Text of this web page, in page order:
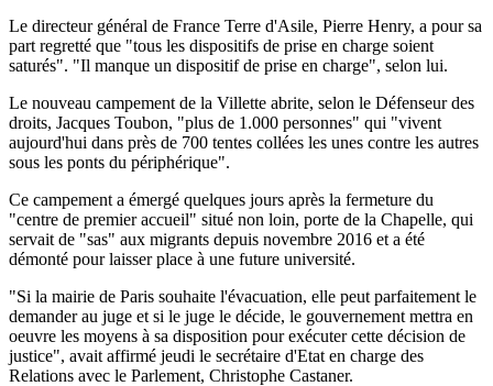
Le directeur général de France Terre d'Asile, Pierre Henry, a pour sa
part regretté que "tous les dispositifs de prise en charge soient
saturés". "Il manque un dispositif de prise en charge", selon lui.
Le nouveau campement de la Villette abrite, selon le Défenseur des
droits, Jacques Toubon, "plus de 1.000 personnes" qui "vivent
aujourd'hui dans près de 700 tentes collées les unes contre les autres
sous les ponts du périphérique".
Ce campement a émergé quelques jours après la fermeture du
"centre de premier accueil" situé non loin, porte de la Chapelle, qui
servait de "sas" aux migrants depuis novembre 2016 et a été
démonté pour laisser place à une future université.
"Si la mairie de Paris souhaite l'évacuation, elle peut parfaitement le
demander au juge et si le juge le décide, le gouvernement mettra en
oeuvre les moyens à sa disposition pour exécuter cette décision de
justice", avait affirmé jeudi le secrétaire d'Etat en charge des
Relations avec le Parlement, Christophe Castaner.